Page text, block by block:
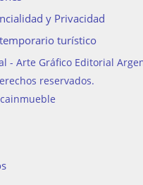
y Privacidad
turístico
- Arte Gráfico Editorial
reservados.